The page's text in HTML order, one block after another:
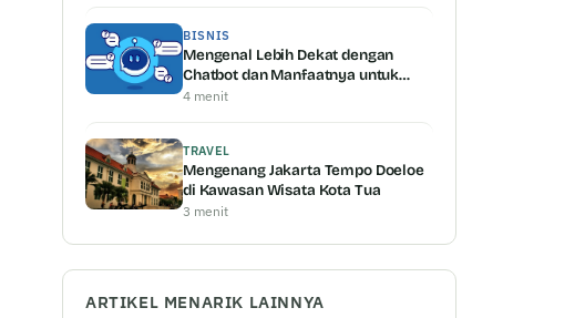
BISNIS
Mengenal Lebih Dekat dengan
Chatbot dan Manfaatnya untuk
Bisnis
4 menit
TRAVEL
Mengenang Jakarta Tempo Doeloe
di Kawasan Wisata Kota Tua
3 menit
ARTIKEL MENARIK LAINNYA